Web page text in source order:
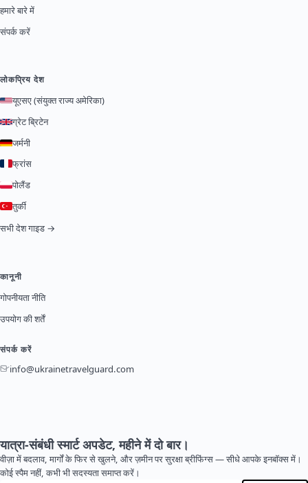
हमारे बारे में
संपर्क करें
लोकप्रिय देश
यूएसए (संयुक्त राज्य अमेरिका)
ग्रेट ब्रिटेन
जर्मनी
फ्रांस
पोलैंड
तुर्की
सभी देश गाइड →
कानूनी
गोपनीयता नीति
उपयोग की शर्तें
संपर्क करें
info@ukrainetravelguard.com
यात्रा-संबंधी स्मार्ट अपडेट, महीने में दो बार।
वीज़ा में बदलाव, मार्गों के फिर से खुलने, और ज़मीन पर सुरक्षा ब्रीफिंग्स — सीधे आपके इनबॉक्स में।
कोई स्पैम नहीं, कभी भी सदस्यता समाप्त करें।